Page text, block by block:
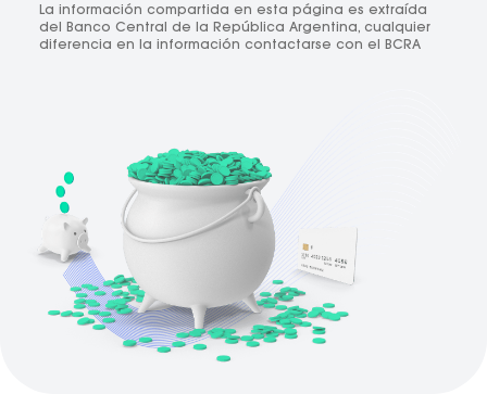
La información compartida en esta página es extraída
del Banco Central de la República Argentina, cualquier
diferencia en la información contactarse con el BCRA